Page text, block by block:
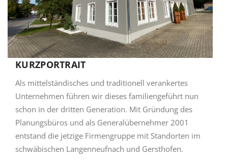
KURZPORTRAIT
Als mittelständisches und traditionell verankertes
Unternehmen führen wir dieses familiengeführt nun
schon in der dritten Generation. Mit Gründung des
Planungsbüros und als Generalübernehmer 2001
entstand die jetzige Firmengruppe mit Standorten im
schwäbischen Langenneufnach und Gersthofen.